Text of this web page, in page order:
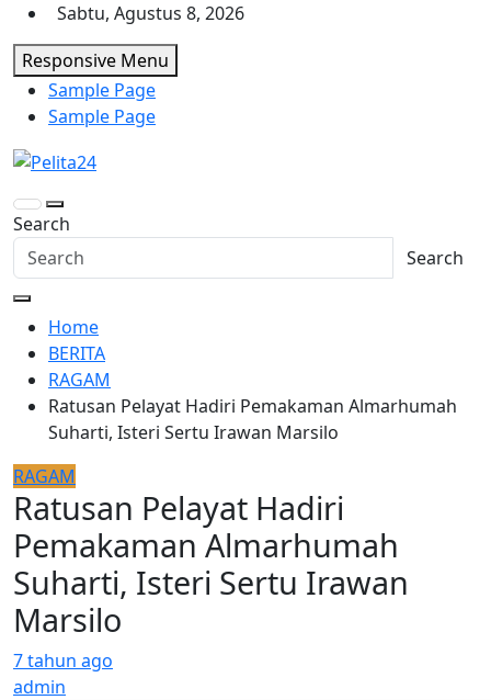
Skip
to
content
Sabtu, Agustus 8, 2026
Responsive Menu
Sample Page
Sample Page
Pelita24
Search
Search
Home
BERITA
RAGAM
Ratusan Pelayat Hadiri Pemakaman Almarhumah
Suharti, Isteri Sertu Irawan Marsilo
RAGAM
Ratusan Pelayat Hadiri
Pemakaman Almarhumah
Suharti, Isteri Sertu Irawan
Marsilo
7 tahun ago
admin